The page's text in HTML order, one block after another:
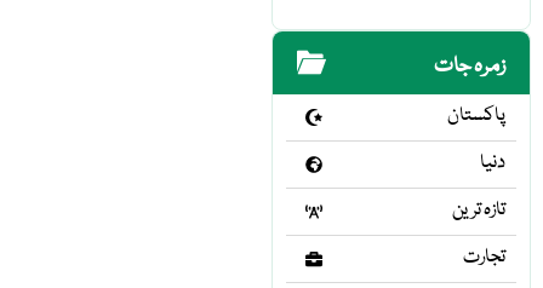
زمرہ جات
پاکستان
دنیا
تازہ ترین
تجارت